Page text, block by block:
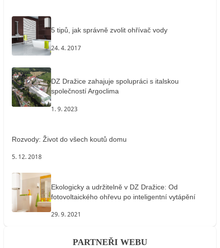
5 tipů, jak správně zvolit ohřívač vody
24. 4. 2017
DZ Dražice zahajuje spolupráci s italskou
společností Argoclima
1. 9. 2023
Rozvody: Život do všech koutů domu
5. 12. 2018
Ekologicky a udržitelně v DZ Dražice: Od
fotovoltaického ohřevu po inteligentní vytápění
29. 9. 2021
PARTNEŘI WEBU